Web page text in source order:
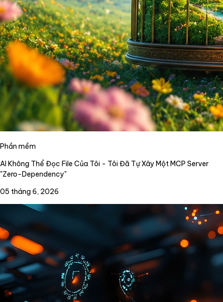
Phần mềm
AI Không Thể Đọc File Của Tôi - Tôi Đã Tự Xây Một MCP Server
"Zero-Dependency"
05 tháng 6, 2026